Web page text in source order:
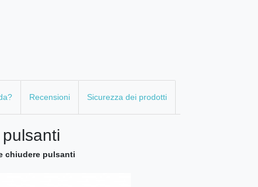
Recensioni Sicurezza dei prodotti
chiudere pulsanti